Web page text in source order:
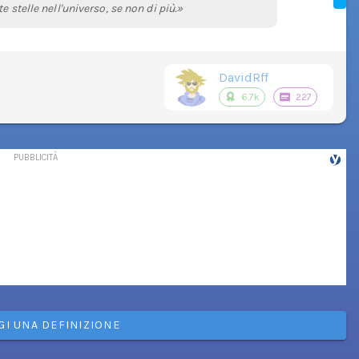
stelle nell'universo, se non di più.»
DavidRff
6.7k 227
UNA DEFINIZIONE